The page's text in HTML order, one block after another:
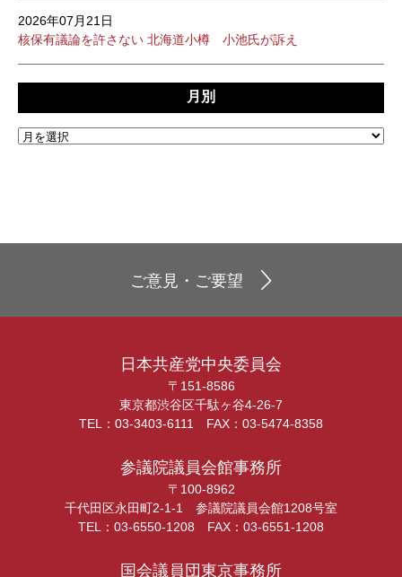
2026年07月21日
核保有議論を許さない 北海道小樽 小池氏が訴え
月別
ご意見・ご要望
日本共産党中央委員会
〒151-8586
東京都渋谷区千駄ヶ谷4-26-7
TEL：03-3403-6111 FAX：03-5474-8358
参議院議員会館事務所
〒100-8962
千代田区永田町2-1-1 参議院議員会館1208号室
TEL：03-6550-1208 FAX：03-6551-1208
国会議員団東京事務所